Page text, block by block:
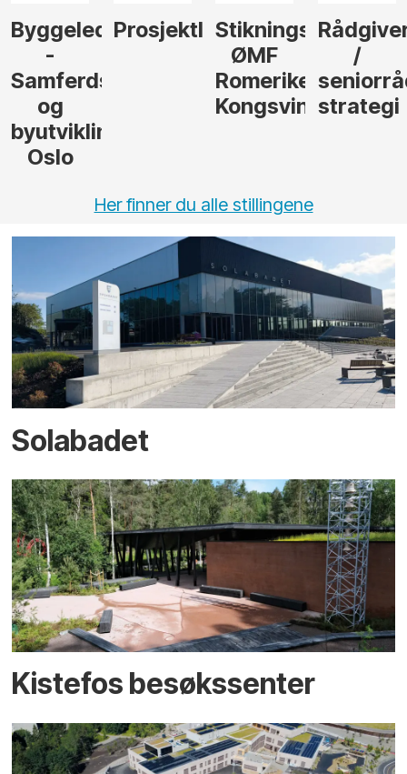
Byggeleder
-
Samferdsel
og
byutvikling,
Oslo
ProsjektlederStikningsingeniør
ØMF
Romerike
Kongsvinger
/
strategi
Her finner du alle stillingene
Solabadet
Kistefos besøkssenter